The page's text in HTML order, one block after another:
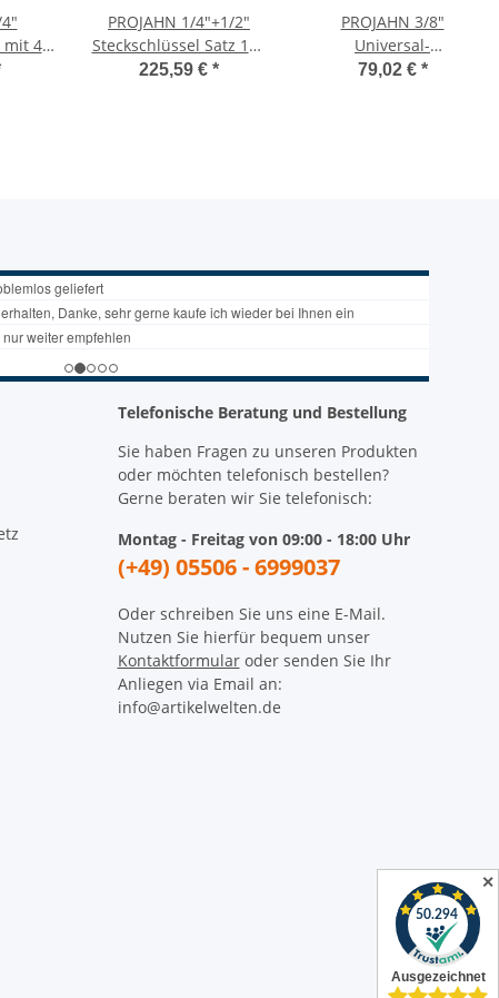
mit 48
PROJAHN 1/4"+1/2"
Steckschlüssel Satz 108
tlg. proficraft, 72 Zahn
225,59 € *
PROJAHN 3/8"
Universal-
Steckschlüssel-Satz, 3-
79,02 € *
Telefonische Beratung und Bestellung
Sie haben Fragen zu unseren Produkten
oder möchten telefonisch bestellen?
Gerne beraten wir Sie telefonisch:
Montag - Freitag von 09:00 - 18:00 Uhr
(+49) 05506 - 6999037
Oder schreiben Sie uns eine E-Mail.
Nutzen Sie hierfür bequem unser
Kontaktformularoder senden Sie Ihr
Anliegen via Email an:
info@artikelwelten.de
✕